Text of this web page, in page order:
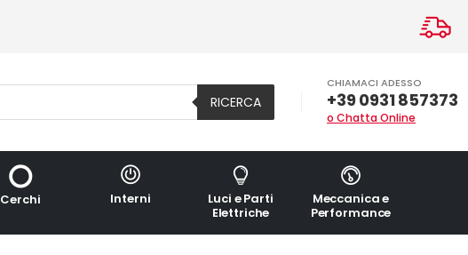
RICERCA
CHIAMACI ADESSO
+39 0931 857373
o Chatta Online
Cerchi Interni
Luci e Parti
Elettriche
Meccanica e
Performance